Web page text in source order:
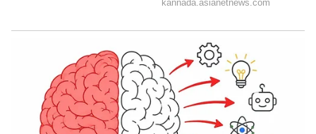
ಹುಡುಕಿಕೊಂಡು ಬರುತ್ತದೆ.